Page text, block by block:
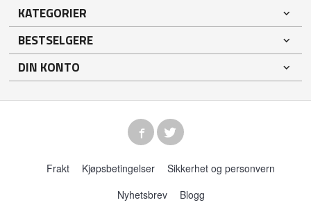
KATEGORIER
BESTSELGERE
DIN KONTO
Frakt Kjøpsbetingelser
Sikkerhet og personvern
Nyhetsbrev
Blogg